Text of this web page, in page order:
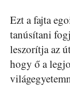
Ezt a fajta
tanúsítani
leszorítja az
hogy ő a